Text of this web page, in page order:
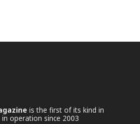
is the first of its kind in
operation since 2003